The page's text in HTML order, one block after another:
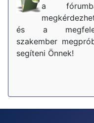
a
és a
szakember
segíteni Önnek!